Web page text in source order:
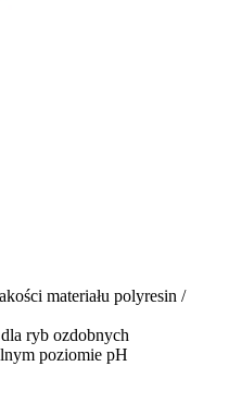
materiału polyresin /
ryb ozdobnych
poziomie pH